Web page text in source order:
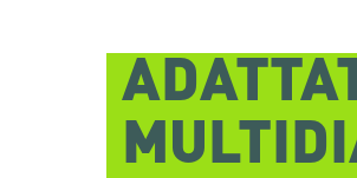
Premere Invio per